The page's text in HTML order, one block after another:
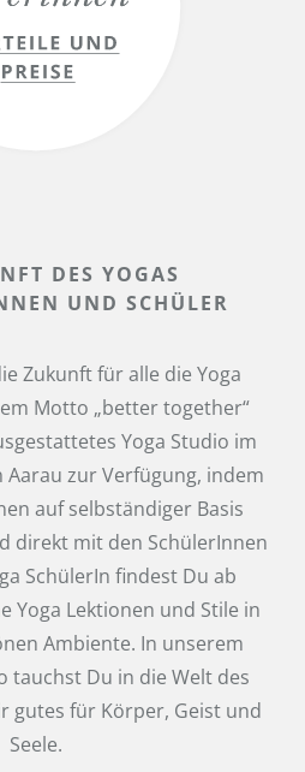
DES YOGAS
UND SCHÜLER
Zukunft für alle die Yoga
Motto „better together“
Yoga Studio im
zur Verfügung, indem
auf selbständiger Basis
direkt mit den SchülerInnen
SchülerIn findest Du ab
Yoga Lektionen und Stile in
Ambiente. In unserem
tauchst Du in die Welt des
gutes für Körper, Geist und
Seele.